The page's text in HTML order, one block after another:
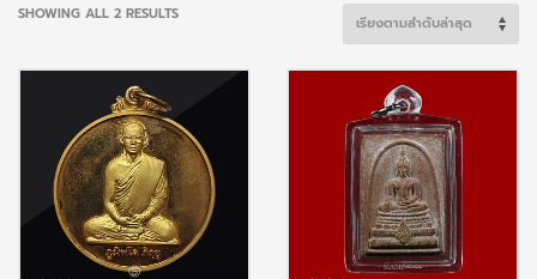
SHOWING ALL 2 RESULTSSORTED